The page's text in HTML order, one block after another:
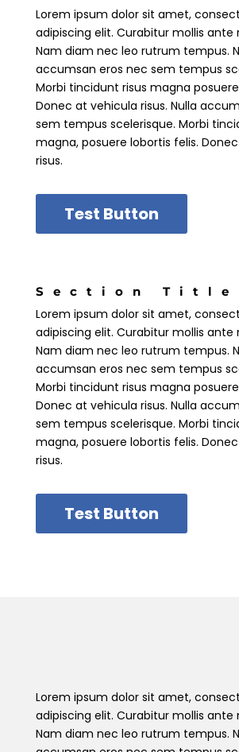
Lorem ipsum dolor sit amet,
adipiscing elit. Curabitur mollis ante
Nam diam nec leo rutrum tempus.
accumsan eros nec sem tempus
Morbi tincidunt risus magna
Donec at vehicula risus. Nulla
sem tempus scelerisque. Morbi
magna, posuere lobortis felis.
risus.
Test Button
Section Title
Lorem ipsum dolor sit amet,
adipiscing elit. Curabitur mollis ante
Nam diam nec leo rutrum tempus.
accumsan eros nec sem tempus
Morbi tincidunt risus magna
Donec at vehicula risus. Nulla
sem tempus scelerisque. Morbi
magna, posuere lobortis felis.
risus.
Test Button
Lorem ipsum dolor sit amet,
adipiscing elit. Curabitur mollis ante
Nam diam nec leo rutrum tempus.